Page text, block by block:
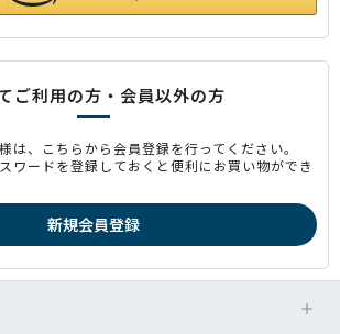
ご利用の方・会員以外の方
は、こちらから会員登録を行ってください。
ワードを登録しておくと便利にお買い物ができ